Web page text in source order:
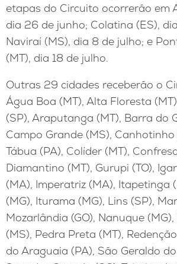
etapas do Circuito ocorrerão em
dia 26 de junho; Colatina (ES),
Naviraí (MS), dia 8 de julho; e
(MT), dia 18 de julho.
Outras 29 cidades receberão o
Água Boa (MT), Alta Floresta
(SP), Araputanga (MT), Barra do
Campo Grande (MS), Canhotinho
Tábua (PA), Colíder (MT),
Diamantino (MT), Gurupi (TO),
(MA), Imperatriz (MA), Itapetinga
(MG), Iturama (MG), Lins (SP),
Mozarlândia (GO), Nanuque
(MS), Pedra Preta (MT),
do Araguaia (PA), São Geraldo